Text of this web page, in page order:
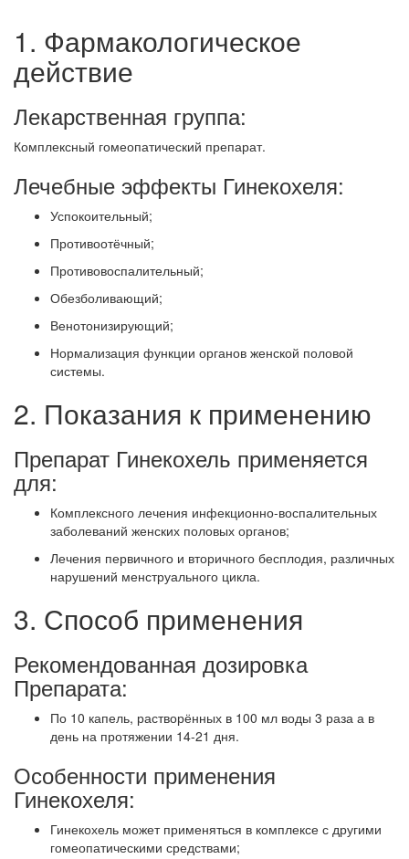
1. Фармакологическое
действие
Лекарственная группа:
Комплексный гомеопатический препарат.
Лечебные эффекты Гинекохеля:
Успокоительный;
Противоотёчный;
Противовоспалительный;
Обезболивающий;
Венотонизирующий;
Нормализация функции органов женской половой
системы.
2. Показания к применению
Препарат Гинекохель применяется
для:
Комплексного лечения инфекционно-воспалительных
заболеваний женских половых органов;
Лечения первичного и вторичного бесплодия, различных
нарушений менструального цикла.
3. Способ применения
Рекомендованная дозировка
Препарата:
По 10 капель, растворённых в 100 мл воды 3 раза а в
день на протяжении 14-21 дня.
Особенности применения
Гинекохеля:
Гинекохель может применяться в комплексе с другими
гомеопатическими средствами;